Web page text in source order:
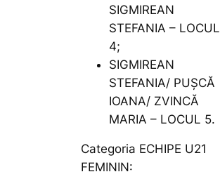
SIGMIREAN
STEFANIA – LOCUL
4;
SIGMIREAN
STEFANIA/ PUȘCĂ
IOANA/ ZVINCĂ
MARIA – LOCUL 5.
Categoria ECHIPE U21
FEMININ: